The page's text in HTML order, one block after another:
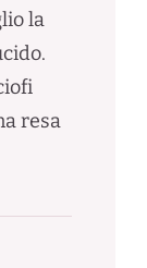
la
resa